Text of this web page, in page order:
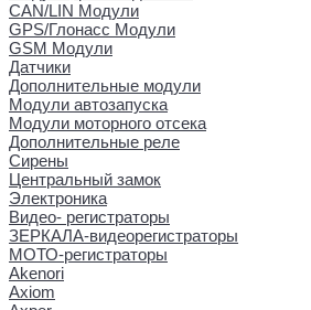
CAN/LIN Модули
GPS/Глонасс Модули
GSM Модули
Датчики
Дополнительные модули
Модули автозапуска
Модули моторного отсека
Дополнительные реле
Сирены
Центральный замок
Электроника
Видео- регистраторы
ЗЕРКАЛА-видеорегистраторы
МОТО-регистраторы
Akenori
Axiom